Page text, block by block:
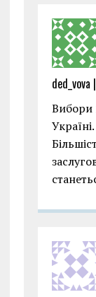
ded_vova |
Вибори
Україні.